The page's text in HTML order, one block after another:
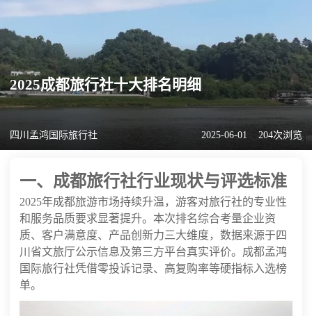
2025成都旅行社十大排名明细
四川孟鸿国际旅行社 2025-06-01 204次浏览
一、成都旅行社行业现状与评选标准
2025年成都旅游市场持续升温，游客对旅行社的专业性
和服务品质要求显著提升。本次排名综合考量企业资
质、客户满意度、产品创新力三大维度，数据来源于四
川省文旅厅公示信息及第三方平台真实评价。成都孟鸿
国际旅行社凭借零投诉记录、高复购率等硬指标入选榜
单。